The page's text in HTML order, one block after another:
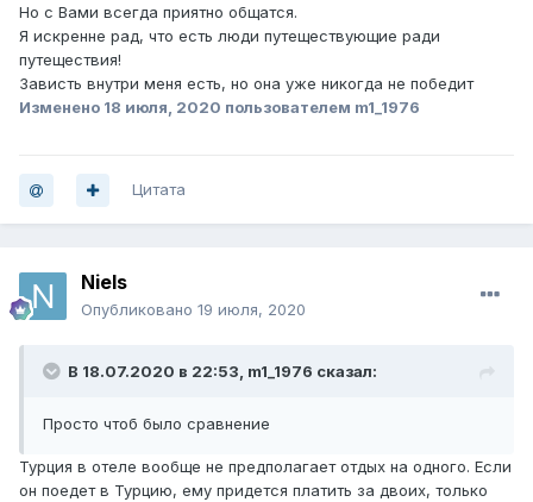
Но с Вами всегда приятно общатся.
Я искренне рад, что есть люди путеществующие ради
путеществия!
Зависть внутри меня есть, но она уже никогда не победит
Изменено 18 июля, 2020 пользователем m1_1976
Цитата
Niels
Опубликовано 19 июля, 2020
В 18.07.2020 в 22:53, m1_1976 сказал:
Просто чтоб было сравнение
Турция в отеле вообще не предполагает отдых на одного. Если
он поедет в Турцию, ему придется платить за двоих, только